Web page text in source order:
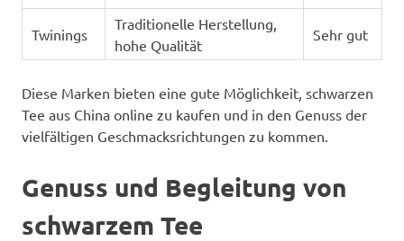
Twinings
Traditionelle Herstellung,
hohe Qualität
Sehr gut
Diese Marken bieten eine gute Möglichkeit, schwarzen
Tee aus China online zu kaufen und in den Genuss der
vielfältigen Geschmacksrichtungen zu kommen.
Genuss und Begleitung von
schwarzem Tee